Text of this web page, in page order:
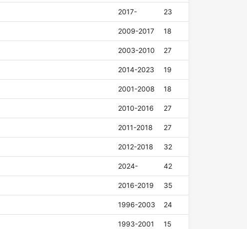
2017- 23
2009-2017 18
2003-2010 27
2014-2023 19
2001-2008 18
2010-2016 27
2011-2018 27
2012-2018 32
2024- 42
2016-2019 35
1996-2003 24
1993-2001 15